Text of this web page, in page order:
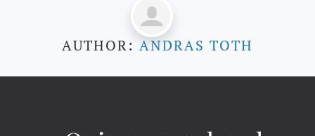
AUTHOR: ANDRAS TOTH